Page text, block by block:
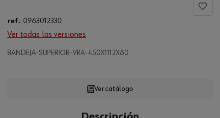
ref.: 0963012330
Ver todas las versiones
BANDEJA-SUPERIOR-VRA-450X1112X80
Loading...
Ver catálogo